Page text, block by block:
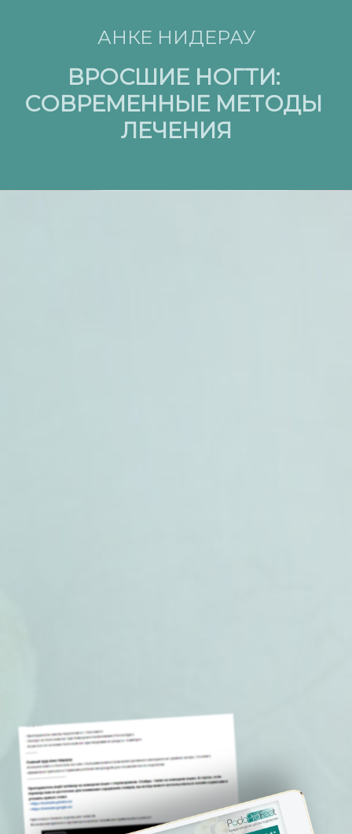
АНКЕ НИДЕРАУ
ВРОСШИЕ НОГТИ:
СОВРЕМЕННЫЕ МЕТОДЫ
ЛЕЧЕНИЯ